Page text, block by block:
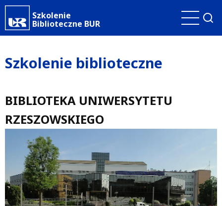
Przejdź
do
treści
Szkolenie
Biblioteczne BUR
Szkolenie biblioteczne
BIBLIOTEKA UNIWERSYTETU
RZESZOWSKIEGO